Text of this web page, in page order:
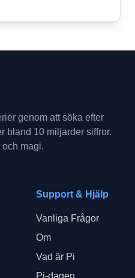
genom att söka efter
bland 10 miljarder siffror.
magi.
Support & Hjälp
Vanliga Frågor
Om
Vad är Pi
Pi-dagen